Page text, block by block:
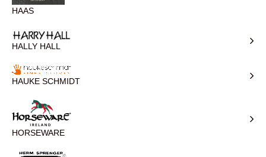
HAAS
HALLY HALL
HAUKE SCHMIDT
HORSEWARE